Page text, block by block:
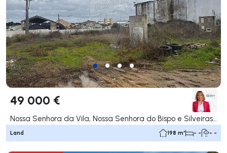
49 000 €
Nossa Senhora da Vila, Nossa Senhora do Bispo e Silveiras, Montemor-o-Novo
Land 198 m² - - - -